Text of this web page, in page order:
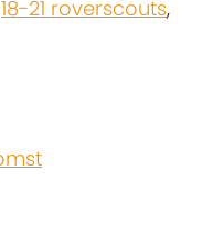
18-21 roverscouts,